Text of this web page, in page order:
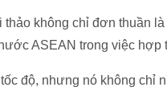
không chỉ đơn thuần là
ASEAN trong việc hợp
độ, nhưng nó không chỉ